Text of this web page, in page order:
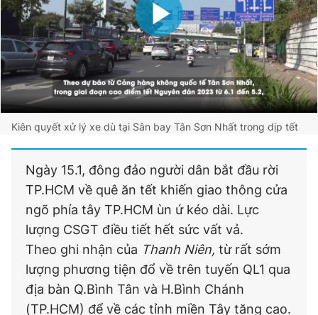
Kiên quyết xử lý xe dù tại Sân bay Tân Sơn Nhất trong dịp tết
Ngày 15.1, đông đảo người dân bắt đầu rời
TP.HCM về quê ăn tết khiến giao thông cửa
ngõ phía tây TP.HCM ùn ứ kéo dài. Lực
lượng CSGT điều tiết hết sức vất vả.
Theo ghi nhận của Thanh Niên, từ rất sớm
lượng phương tiện đổ về trên tuyến QL1 qua
địa bàn Q.Bình Tân và H.Bình Chánh
(TP.HCM) để về các tỉnh miền Tây tăng cao.